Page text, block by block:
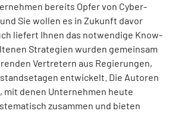
bereits Opfer von Cyber-
Sie wollen es in Zukunft davor
liefert Ihnen das notwendige Know-
Strategien wurden gemeinsam
Vertretern aus Regierungen,
entwickelt. Die Autoren
mit denen Unternehmen heute
zusammen und bieten